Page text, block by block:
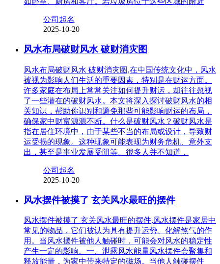
公司起名
2025-10-20
风水布局破财风水 破财消灾图
风水布局破财风水 破财消灾图,在中国传统文化中，风水
被视为影响人们生活的重要因素，特别是在财运方面。
许多家庭在布局上常常关注如何提升财运，却往往忽视
了一些潜在的破财风水。本文将深入探讨破财风水的相
关知识，帮助你识别和避免那些可能影响财运的布局，
确保家中财富源源不断。什么是破财风水？破财风水是
指在居住环境中，由于某些不当的布局或设计，导致财
运受损的现象。这种现象可能表现为财务危机、意外支
出，甚至是事业发展受阻等。很多人并不知道，
公司起名
2025-10-20
风水摆件被摸了 玄关风水最旺的摆件
风水摆件被摸了 玄关风水最旺的摆件,风水摆件是家居中
常见的物品，它们被认为具有提升运势、化解煞气的作
用。当风水摆件被他人触碰时，可能会对风水的稳定性
产生一定的影响。一、泄露风水能量风水摆件会聚集和
释放能量，为家中带来特定的磁场。当他人触碰摆件